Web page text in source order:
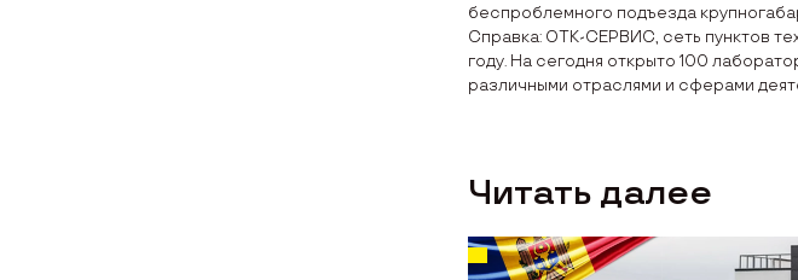
беспроблемного подъезда
Справка: ОТК-СЕРВИС, сеть пунктов
году. На сегодня открыто 100
различными отраслями и сферами
Читать далее